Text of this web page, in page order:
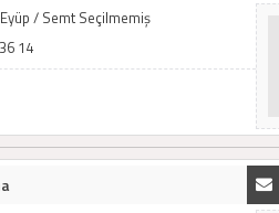
/ Semt Seçilmemiş
14